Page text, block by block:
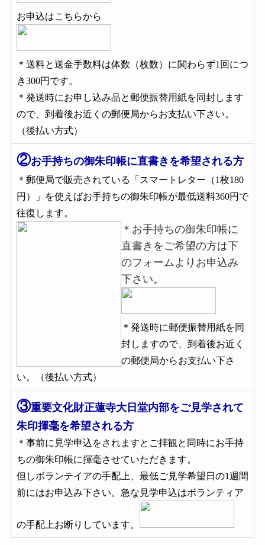
お申込はこちらから
＊送料と送金手数料は体数（枚数）に関わらず1回につ
き300円です。
＊ 発送時にお申し込み品と郵便振替用紙を同封します
ので、到着後お近くの郵便局からお支払い下さい。
（後払い方式）
②お手持ちの御朱印帳に直書きを希望される方
＊郵便局で販売されている「スマートレター（1枚180
円）」を使えばお手持ちの御朱印帳が最低送料360円で
往復します。
＊お手持ちの御朱印帳に
直書きをご希望の方は下
のフォームよりお申込み
下さい。
＊発送時に郵便振替用紙を同
封しますので、到着後お近く
の郵便局からお支払い下さ
い。（後払い方式）
③重要文化財正蓮寺大日堂内部をご見学されて
朱印揮毫を希望される方
＊事前に見学申込をされますとご拝観と同時にお手持
ちの御朱印帳に揮毫させていただきます。
但しボランテイアの手配上、最低ご見学希望日の1週間
前にはお申込み下さい。急な見学申込はボランティア
の手配上お断りしています。